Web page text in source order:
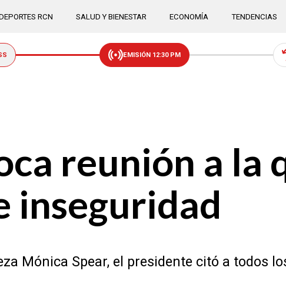
RCN SALUD Y BIENESTAR ECONOMÍA TENDENCIAS
EMISIÓN 12:30 PM
reunión a la
inseguridad
Mónica Spear, el presidente citó a todos